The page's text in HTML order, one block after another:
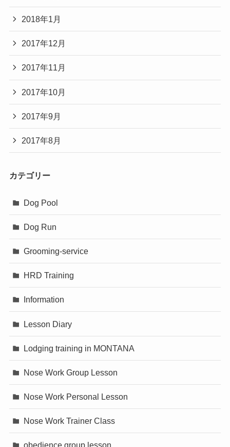
2018年1月
2017年12月
2017年11月
2017年10月
2017年9月
2017年8月
カテゴリー
Dog Pool
Dog Run
Grooming-service
HRD Training
Information
Lesson Diary
Lodging training in MONTANA
Nose Work Group Lesson
Nose Work Personal Lesson
Nose Work Trainer Class